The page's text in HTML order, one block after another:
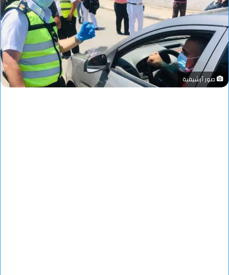
صور أرشيفية